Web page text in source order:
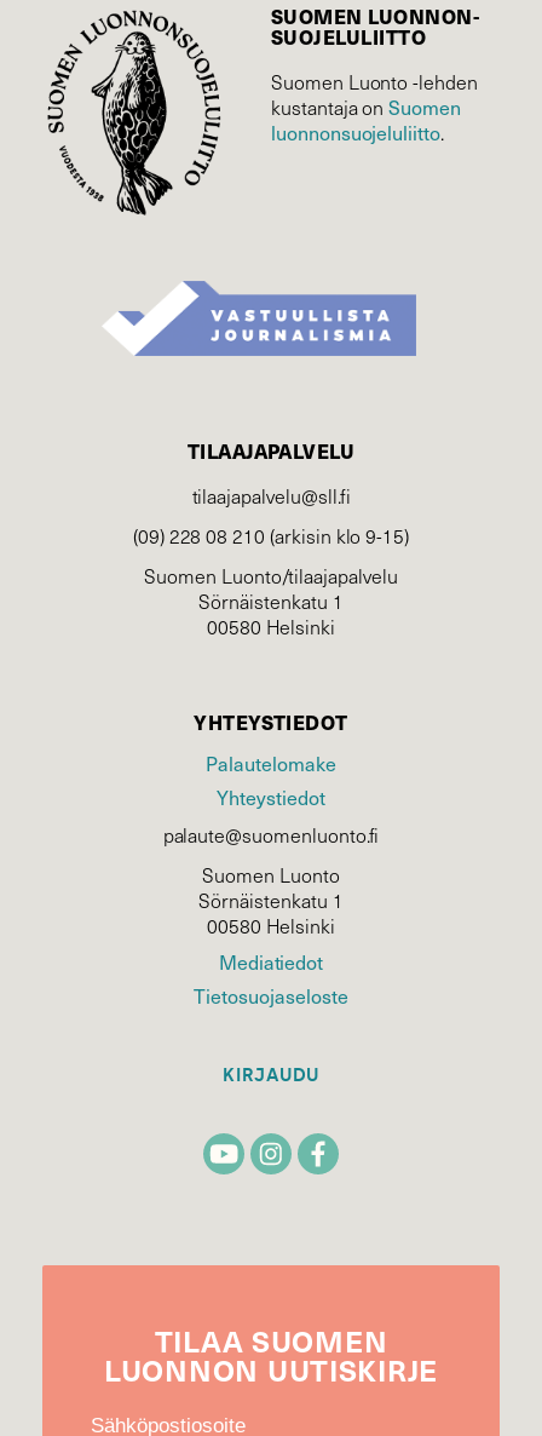
SUOMEN LUONNON­
SUOJELU­LIITTO
Suomen Luonto -lehden
kustantaja onSuomen
luonnonsuojelu­liitto.
TILAAJAPALVELU
tilaajapalvelu@sll.fi
(09) 228 08 210 (arkisin klo 9-15)
Suomen Luonto/tilaajapalvelu
Sörnäistenkatu 1
00580 Helsinki
YHTEYSTIEDOT
Palautelomake
Yhteystiedot
palaute@suomenluonto.fi
Suomen Luonto
Sörnäistenkatu 1
00580 Helsinki
Mediatiedot
Tietosuojaseloste
KIRJAUDU
TILAA SUOMEN
LUONNON UUTIS­KIRJE
Sähköpostiosoite